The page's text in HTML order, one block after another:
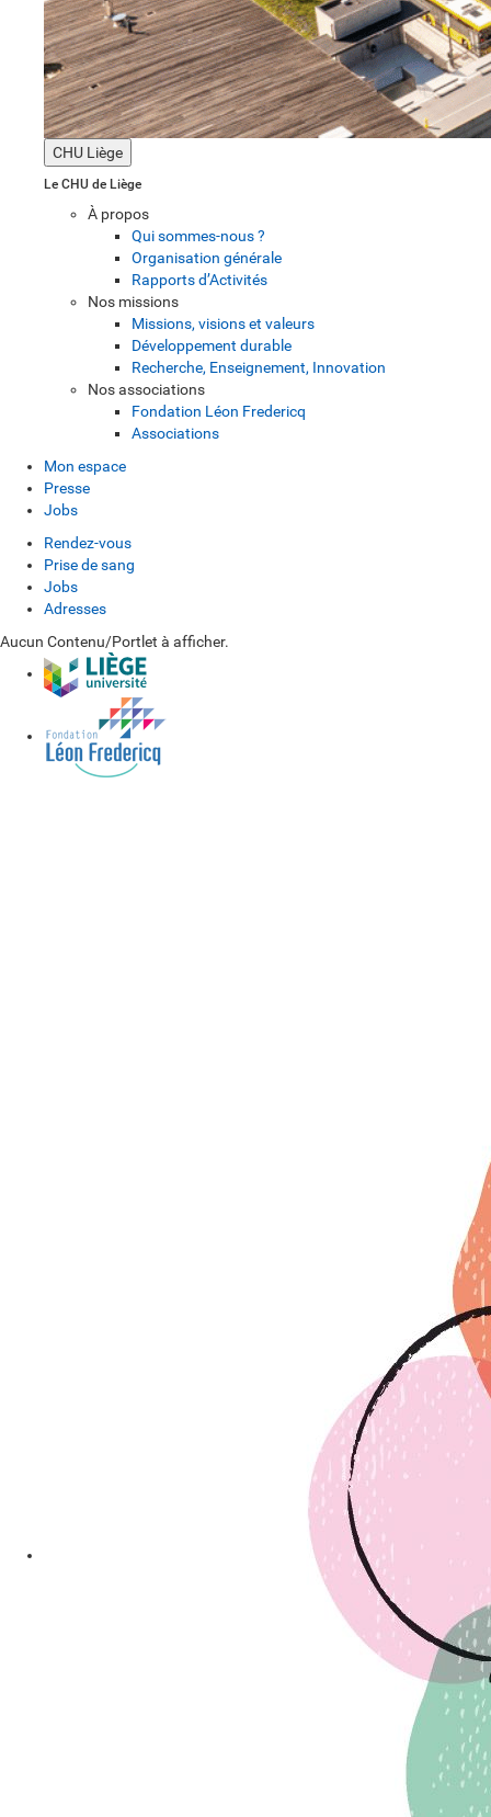
CHU Liège
Le CHU de Liège
À propos
Qui sommes-nous ?
Organisation générale
Rapports d’Activités
Nos missions
Missions, visions et valeurs
Développement durable
Recherche, Enseignement, Innovation
Nos associations
Fondation Léon Fredericq
Associations
Mon espace
Presse
Jobs
Rendez-vous
Prise de sang
Jobs
Adresses
Aucun Contenu/Portlet à afficher.